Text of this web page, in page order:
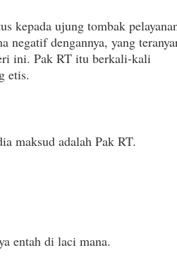
kepada ujung tombak
dengannya, yang
ini. Pak RT itu berkali-kali
etis.
maksud adalah Pak RT.
entah di laci mana.